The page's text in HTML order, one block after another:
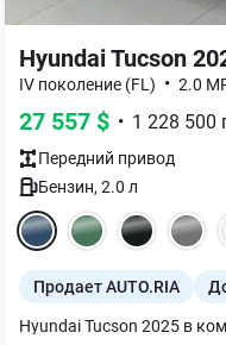
Hyundai Tucson
IV поколение (FL) • 2.0
27 557 $ • 1 228 500
Передний привод
Бензин, 2.0 л
Продает AUTO.RIA